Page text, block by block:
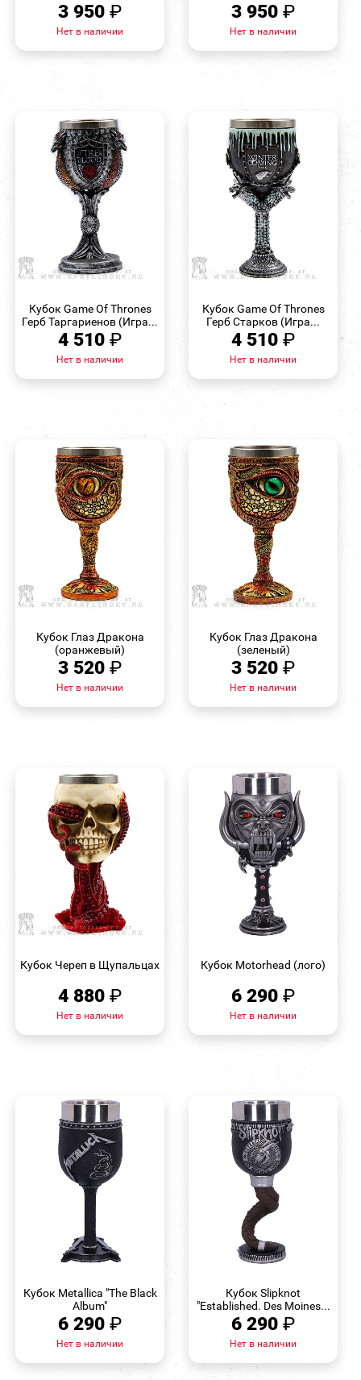
3 950 ₽
Нет в наличии
3 950 ₽
Нет в наличии
Кубок Game Of Thrones
Герб Таргариенов (Игра...
4 510 ₽
Нет в наличии
Кубок Game Of Thrones
Герб Старков (Игра...
4 510 ₽
Нет в наличии
Кубок Глаз Дракона
(оранжевый)
3 520 ₽
Нет в наличии
Кубок Глаз Дракона
(зеленый)
3 520 ₽
Нет в наличии
Кубок Череп в Щупальцах
4 880 ₽
Нет в наличии
Кубок Motorhead (лого)
6 290 ₽
Нет в наличии
Кубок Metallica "The Black
Album"
6 290 ₽
Нет в наличии
Кубок Slipknot
"Established. Des Moines...
6 290 ₽
Нет в наличии